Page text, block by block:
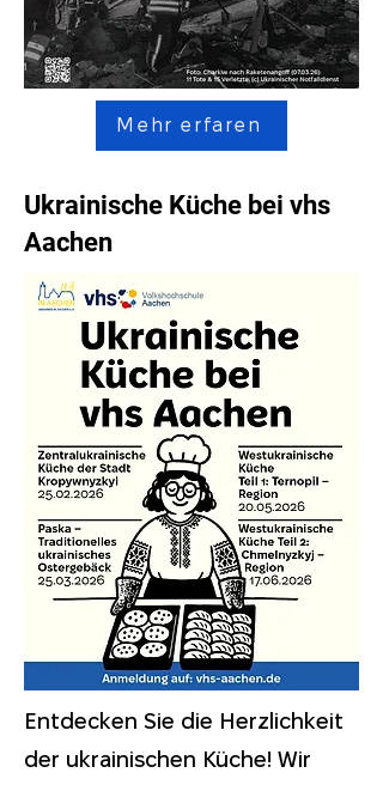
Mehr erfaren
Ukrainische Küche bei vhs
Aachen
Entdecken Sie die Herzlichkeit
der ukrainischen Küche! Wir